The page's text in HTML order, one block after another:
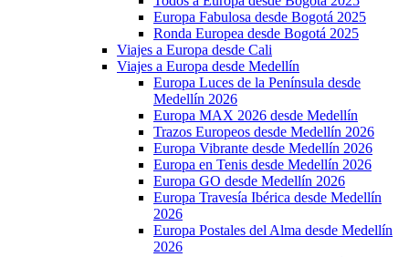
Europa Fabulosa desde Bogotá 2025
Ronda Europea desde Bogotá 2025
Viajes a Europa desde Cali
Viajes a Europa desde Medellín
Europa Luces de la Península desde
Medellín 2026
Europa MAX 2026 desde Medellín
Trazos Europeos desde Medellín 2026
Europa Vibrante desde Medellín 2026
Europa en Tenis desde Medellín 2026
Europa GO desde Medellín 2026
Europa Travesía Ibérica desde Medellín
2026
Europa Postales del Alma desde Medellín
2026